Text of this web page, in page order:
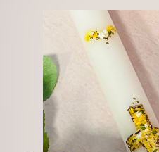
Bildergalerie überspringen